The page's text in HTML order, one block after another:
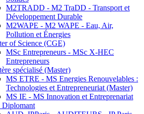
M2TRADD - M2 TraDD - Transport et
Développement Durable
M2WAPE - M2 WAPE - Eau, Air,
Pollution et Énergies
of Science (CGE)
MSc Entrepreneurs - MSc X-HEC
Entrepreneurs
spécialisé (Master)
MS ETRE - MS Energies Renouvelables :
Technologies et Entrepreneuriat (Master)
MS IE - MS Innovation et Entreprenariat
Diplomant